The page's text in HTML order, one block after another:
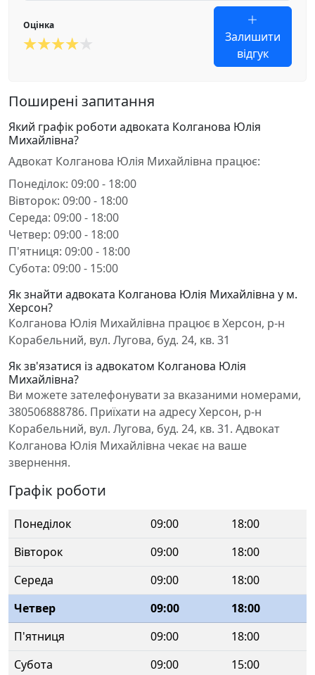
Оцінка
Залишити
відгук
Поширені запитання
Який графік роботи адвоката Колганова Юлія
Михайлівна?
Адвокат Колганова Юлія Михайлівна працює:
Понеділок: 09:00 - 18:00
Вівторок: 09:00 - 18:00
Середа: 09:00 - 18:00
Четвер: 09:00 - 18:00
П'ятниця: 09:00 - 18:00
Субота: 09:00 - 15:00
Як знайти адвоката Колганова Юлія Михайлівна у м.
Херсон?
Колганова Юлія Михайлівна працює в Херсон, р-н
Корабельний, вул. Лугова, буд. 24, кв. 31
Як зв'язатися із адвокатом Колганова Юлія
Михайлівна?
Ви можете зателефонувати за вказаними номерами,
380506888786. Приїхати на адресу Херсон, р-н
Корабельний, вул. Лугова, буд. 24, кв. 31. Адвокат
Колганова Юлія Михайлівна чекає на ваше
звернення.
Графік роботи
Понеділок 09:00
18:00
Вівторок
09:00
18:00
Середа
09:00
18:00
Четвер
09:00
18:00
П'ятниця
09:00
18:00
Субота
09:00 15:00